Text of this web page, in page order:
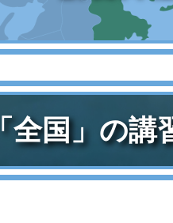
「全国」の